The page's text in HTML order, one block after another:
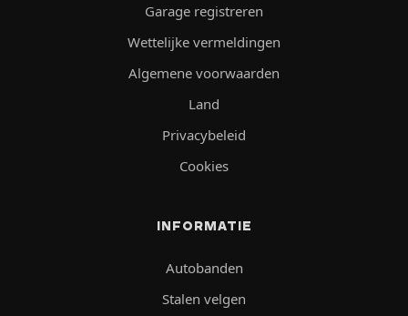
Garage registreren
Wettelijke vermeldingen
Algemene voorwaarden
Land
Privacybeleid
Cookies
INFORMATIE
Autobanden
Stalen velgen